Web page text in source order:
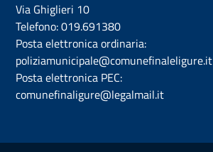
Via Ghiglieri 10
Telefono:019.691380
Posta elettronica ordinaria:
poliziamunicipale@comunefinaleligure.it
Posta elettronica PEC:
comunefinaligure@legalmail.it